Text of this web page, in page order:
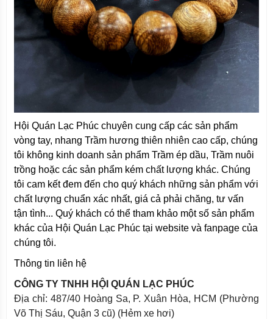
Hội Quán Lạc Phúc chuyên cung cấp các sản phẩm
vòng tay, nhang Trầm hương thiên nhiên cao cấp, chúng
tôi không kinh doanh sản phẩm Trầm ép dầu, Trầm nuôi
trồng hoặc các sản phẩm kém chất lượng khác. Chúng
tôi cam kết đem đến cho quý khách những sản phẩm với
chất lượng chuẩn xác nhất, giá cả phải chăng, tư vấn
tận tình... Quý khách có thể tham khảo một số sản phẩm
khác của Hội Quán Lạc Phúc tại website và fanpage của
chúng tôi.
Thông tin liên hệ
CÔNG TY TNHH HỘI QUÁN LẠC PHÚC
Địa chỉ: 487/40 Hoàng Sa, P. Xuân Hòa, HCM (Phường
Võ Thị Sáu, Quận 3 cũ) (Hẻm xe hơi)